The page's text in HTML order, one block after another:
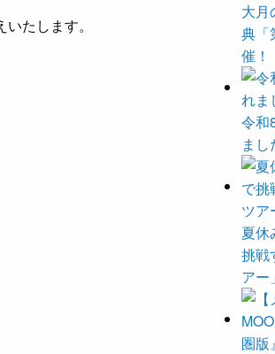
たします。
大月
典「
催！
令和
まし
夏休
挑戦
アー